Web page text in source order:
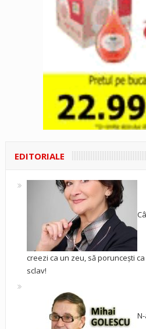
EDITORIALE
creezi ca un zeu, să poruncești
sclav!